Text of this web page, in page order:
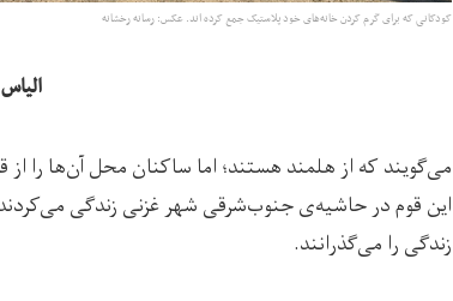
کودکانی که برای گرم ‌کردن خانه‌های خود پلاستیک جمع کرده ‌اند. عکس: رسانه رخشانه
می‌گویند که از هلمند هستند؛ اما ساکنان محل آن‌ها را از
زندگی را می‌گذرانند.